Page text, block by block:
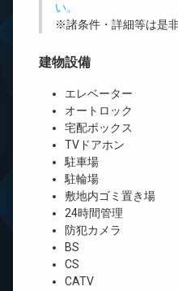
い。
※諸条件・詳細等は是
建物設備
エレベーター
オートロック
宅配ボックス
TVドアホン
駐車場
駐輪場
敷地内ゴミ置き場
24時間管理
防犯カメラ
BS
CS
CATV